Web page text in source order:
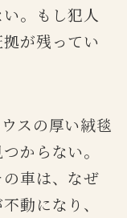
。もし犯人
が残ってい
スの厚い絨毯
からない。
車は、なぜ
動になり、